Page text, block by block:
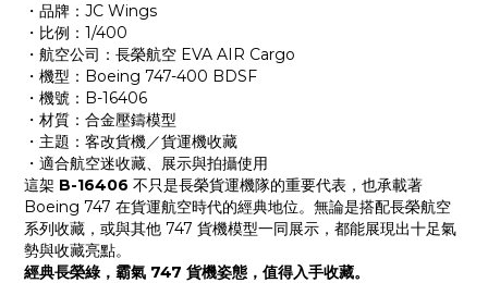
・品牌：JC Wings
・比例：1/400
・航空公司：長榮航空 EVA AIR Cargo
・機型：Boeing 747-400 BDSF
・機號：B-16406
・材質：合金壓鑄模型
・主題：客改貨機／貨運機收藏
・適合航空迷收藏、展示與拍攝使用
這架 B-16406 不只是長榮貨運機隊的重要代表，也承載著
Boeing 747 在貨運航空時代的經典地位。無論是搭配長榮航空
系列收藏，或與其他 747 貨機模型一同展示，都能展現出十足氣
勢與收藏亮點。
經典長榮綠，霸氣 747 貨機姿態，值得入手收藏。